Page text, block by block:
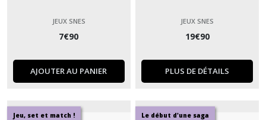
JEUX SNES
7€90
AJOUTER AU PANIER
JEUX SNES
19€90
PLUS DE DÉTAILS
Jeu, set et match ! Le début d'une saga